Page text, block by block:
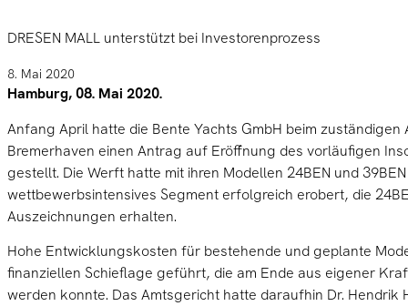
DRESEN MALL unterstützt bei Investorenprozess
8. Mai 2020
Hamburg, 08. Mai 2020.
Anfang April hatte die Bente Yachts GmbH beim zuständigen
Bremerhaven einen Antrag auf Eröffnung des vorläufigen
gestellt. Die Werft hatte mit ihren Modellen 24BEN und
wettbewerbsintensives Segment erfolgreich erobert, die
Auszeichnungen erhalten.
Hohe Entwicklungskosten für bestehende und geplante
finanziellen Schieflage geführt, die am Ende aus eigener
werden konnte. Das Amtsgericht hatte daraufhin Dr. Hendrik